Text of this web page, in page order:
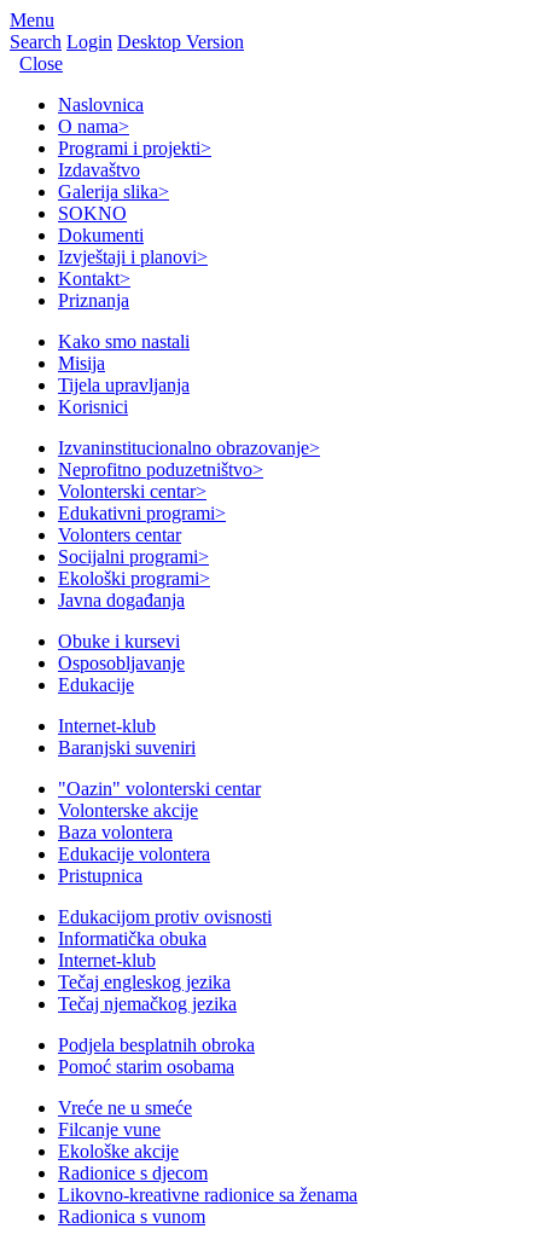
Menu
Search Login Desktop Version
Close
Naslovnica
O nama>
Programi i projekti>
Izdavaštvo
Galerija slika>
SOKNO
Dokumenti
Izvještaji i planovi>
Kontakt>
Priznanja
Kako smo nastali
Misija
Tijela upravljanja
Korisnici
Izvaninstitucionalno obrazovanje>
Neprofitno poduzetništvo>
Volonterski centar>
Edukativni programi>
Volonters centar
Socijalni programi>
Ekološki programi>
Javna događanja
Obuke i kursevi
Osposobljavanje
Edukacije
Internet-klub
Baranjski suveniri
"Oazin" volonterski centar
Volonterske akcije
Baza volontera
Edukacije volontera
Pristupnica
Edukacijom protiv ovisnosti
Informatička obuka
Internet-klub
Tečaj engleskog jezika
Tečaj njemačkog jezika
Podjela besplatnih obroka
Pomoć starim osobama
Vreće ne u smeće
Filcanje vune
Ekološke akcije
Radionice s djecom
Likovno-kreativne radionice sa ženama
Radionica s vunom